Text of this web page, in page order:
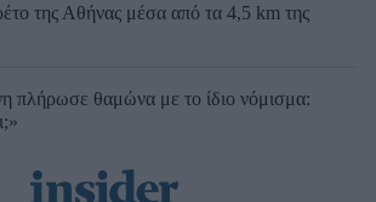
της Αθήνας μέσα από τα 4,5 km της
πλήρωσε θαμώνα με το ίδιο νόμισμα: